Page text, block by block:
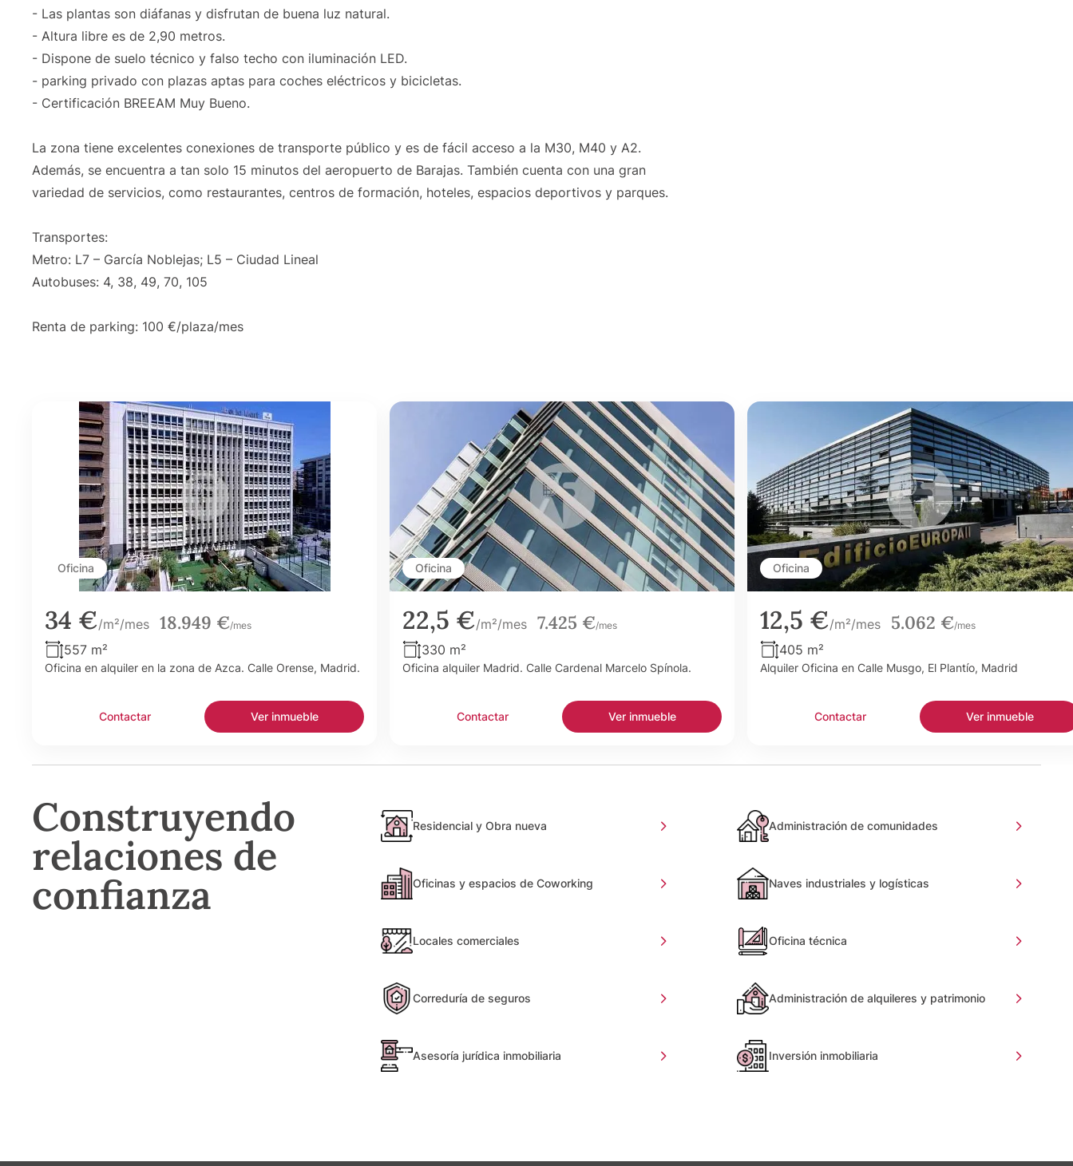
- Las plantas son diáfanas y disfrutan de buena luz natural.
- Altura libre es de 2,90 metros.
- Dispone de suelo técnico y falso techo con iluminación LED.
- parking privado con plazas aptas para coches eléctricos y bicicletas.
- Certificación BREEAM Muy Bueno.
La zona tiene excelentes conexiones de transporte público y es de fácil acceso a la M30, M40 y A2.
Además, se encuentra a tan solo 15 minutos del aeropuerto de Barajas. También cuenta con una gran
variedad de servicios, como restaurantes, centros de formación, hoteles, espacios deportivos y parques.
Transportes:
Metro: L7 – García Noblejas; L5 – Ciudad Lineal
Autobuses: 4, 38, 49, 70, 105
Renta de parking: 100 €/plaza/mes
Oficina
34 €/m²/mes 18.949 €/mes
557 m²
Oficina en alquiler en la zona de Azca. Calle Orense, Madrid.
Contactar Ver inmueble
Oficina
22,5 €/m²/mes 7.425 €/mes
330 m²
Oficina alquiler Madrid. Calle Cardenal Marcelo Spínola.
Contactar Ver inmueble
Oficina
12,5 €/m²/mes 5.062 €/mes
405 m²
Alquiler Oficina en Calle Musgo, El Plantío, Madrid
Contactar Ver inmueble
Construyendo
relaciones de
confianza
Residencial y Obra nueva Administración de comunidades
Oficinas y espacios de Coworking Naves industriales y logísticas
Locales comerciales Oficina técnica
Correduría de seguros Administración de alquileres y patrimonio
Asesoría jurídica inmobiliaria Inversión inmobiliaria